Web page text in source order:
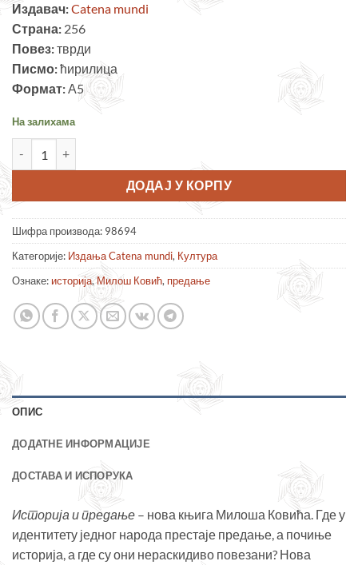
Издавач:Catena mundi
Страна: 256
Повез:тврди
Писмо:ћирилица
Формат:А5
На залихама
ДОДАЈ У КОРПУ
Шифра производа: 98694
Категорије: Издања Catena mundi, Култура
Ознаке: историја,Милош Ковић, предање
ОПИС
ДОДАТНЕ ИНФОРМАЦИЈЕ
ДОСТАВА И ИСПОРУКА
Историја и предање – нова књига Милоша Ковића. Где у
идентитету једног народа престаје предање, а почиње
историја, а где су они нераскидиво повезани? Нова